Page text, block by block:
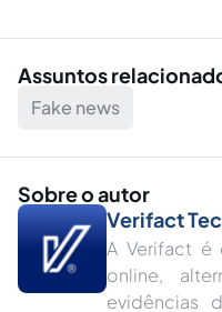
Assuntos
Fake news
Sobre o autor
Verifact
A Verifact
online,
evidências